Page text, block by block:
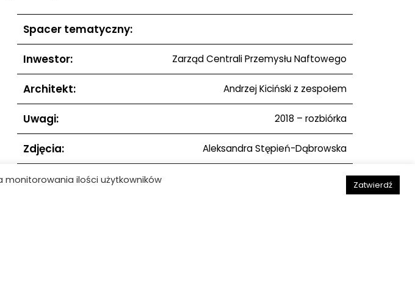
Spacer tematyczny:
Inwestor: Zarząd Centrali Przemysłu Naftowego
Architekt: Andrzej Kiciński z zespołem
Uwagi: 2018 – rozbiórka
Zdjęcia: Aleksandra Stępień-Dąbrowska
monitorowania ilości użytkowników
Zatwierdź